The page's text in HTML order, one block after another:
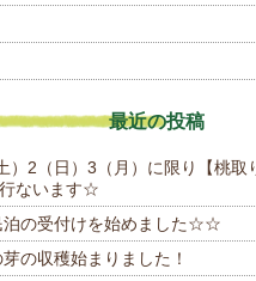
最近の投稿
）2（日）3（月）に限り【桃取
ないます☆
の受付けを始めました☆☆
芽の収穫始まりました！